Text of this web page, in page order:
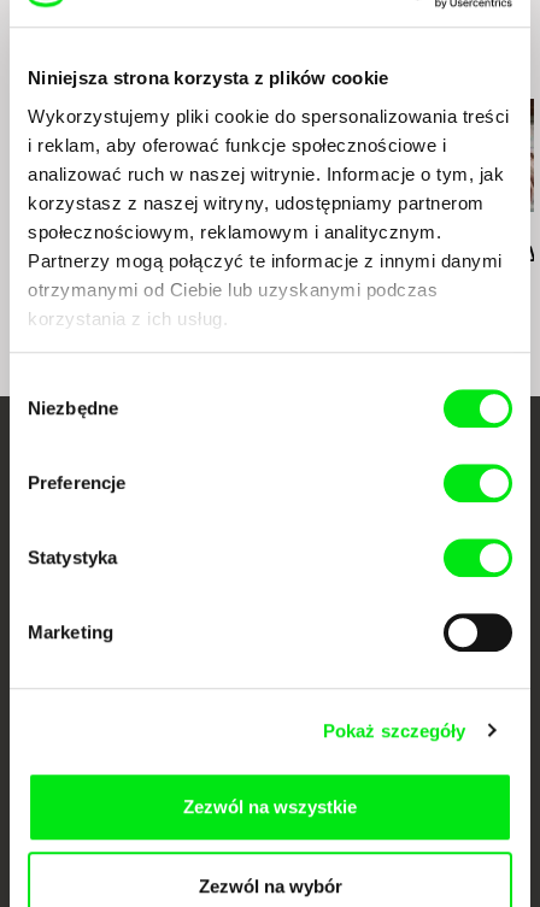
Niniejsza strona korzysta z plików cookie
Wykorzystujemy pliki cookie do spersonalizowania treści
i reklam, aby oferować funkcje społecznościowe i
analizować ruch w naszej witrynie. Informacje o tym, jak
korzystasz z naszej witryny, udostępniamy partnerom
społecznościowym, reklamowym i analitycznym.
Partnerzy mogą połączyć te informacje z innymi danymi
otrzymanymi od Ciebie lub uzyskanymi podczas
korzystania z ich usług.
zgody
Niezbędne
Preferencje
Statystyka
Marketing
Pokaż szczegóły
Zezwól na wszystkie
Zezwól na wybór
Podobne filmy (20)
Deborah Stratman
Last Things
Deborah Stratman
Vever (for Barbara) Dad's Lullaby
współpracy 7 europejskich festiwali kina dokumentalnego. Naszym celem
różnorodność i promować wartościowe autorskie filmy.